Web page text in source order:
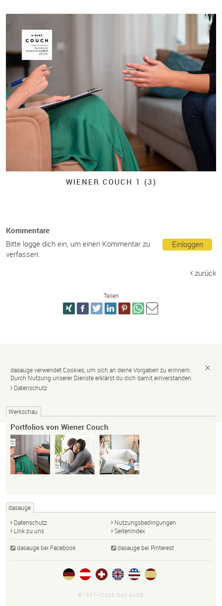
WIENER COUCH 1 (3)
Kommentare
Einloggen
Bitte logge dich ein, um einen Kommentar zu
verfassen.
zurück
Teilen
dasauge verwendet Cookies, um sich an deine Vorgaben zu erinnern.
Durch Nutzung unserer Dienste erklärst du dich damit einverstanden.
Datenschutz
Werkschau
Portfolios von Wiener Couch
dasauge
Datenschutz
Nutzungsbedingungen
Link zu uns
Seitenindex
dasauge bei Facebook dasauge bei Pinterest
©1997—2026 DAS AUGE